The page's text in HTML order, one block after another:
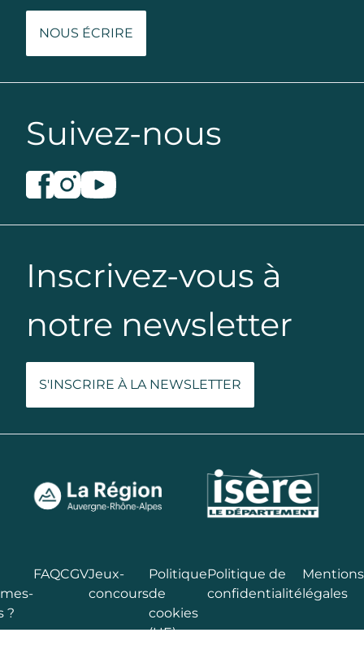
NOUS ÉCRIRE
Suivez-nous
Inscrivez-vous à
notre newsletter
S'INSCRIRE À LA NEWSLETTER
?
FAQCGVJeux-
concours
Politique
de
cookies
(UE)
Politique de
confidentialité
Mentions
légales